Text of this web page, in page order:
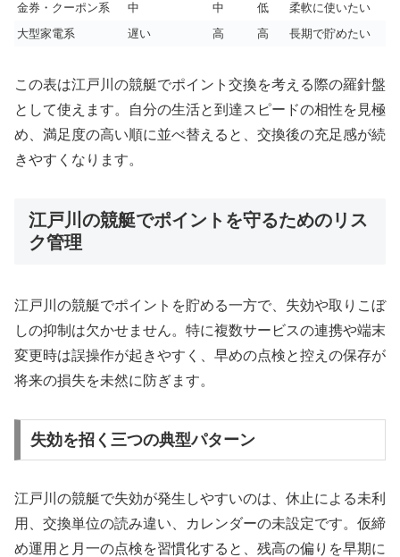
金券・クーポン系
中 中 低
柔軟に使いたい
大型家電系
遅い 高 高 長期で貯めたい
この表は江戸川の競艇でポイント交換を考える際の羅針盤
として使えます。自分の生活と到達スピードの相性を見極
め、満足度の高い順に並べ替えると、交換後の充足感が続
きやすくなります。
江戸川の競艇でポイントを守るためのリス
ク管理
江戸川の競艇でポイントを貯める一方で、失効や取りこぼ
しの抑制は欠かせません。特に複数サービスの連携や端末
変更時は誤操作が起きやすく、早めの点検と控えの保存が
将来の損失を未然に防ぎます。
失効を招く三つの典型パターン
江戸川の競艇で失効が発生しやすいのは、休止による未利
用、交換単位の読み違い、カレンダーの未設定です。仮締
め運用と月一の点検を習慣化すると、残高の偏りを早期に